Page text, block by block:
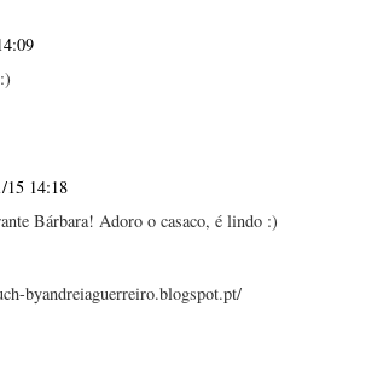
15 14:18
Bárbara! Adoro o casaco, é lindo :)
byandreiaguerreiro.blogspot.pt/